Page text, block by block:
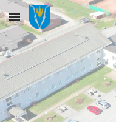
Skip to main content